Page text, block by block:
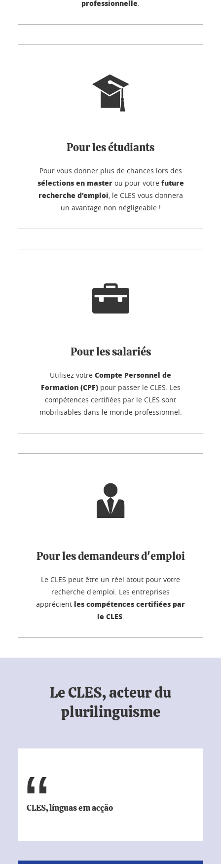
professionnelle.
Pour les étudiants
Pour vous donner plus de chances lors des
sélections en masterou pour votre future
recherche d'emploi, le CLES vous donnera
un avantage non négligeable !
Pour les salariés
Utilisez votre Compte Personnel de
Formation (CPF)pour passer le CLES. Les
compétences certifiées par le CLES sont
mobilisables dans le monde professionnel.
Pour les demandeurs d'emploi
Le CLES peut être un réel atout pour votre
recherche d'emploi. Les entreprises
apprécient les compétences certifiées par
le CLES.
Le CLES, acteur du
plurilinguisme
CLES, línguas em acção